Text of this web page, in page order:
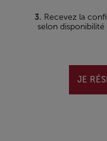
3. Recevez la
selon
JE